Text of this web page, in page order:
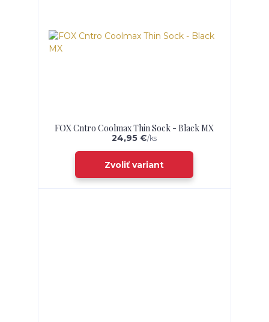
FOX Cntro Coolmax Thin Sock - Black MX
24,95 €/ks
Zvoliť variant